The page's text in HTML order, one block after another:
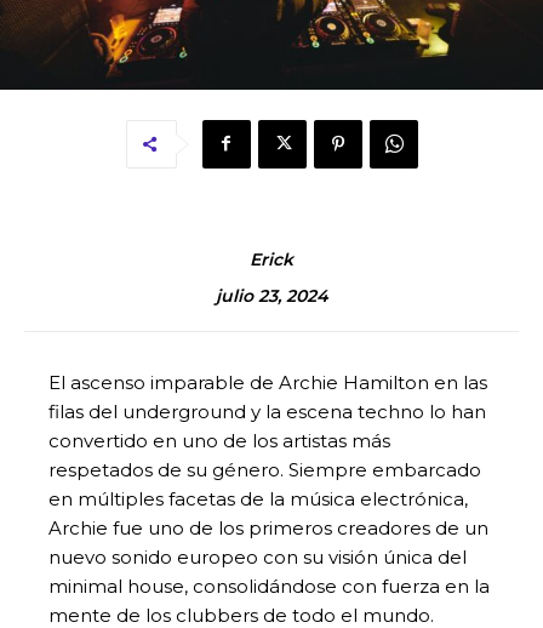
Erick
julio 23, 2024
El ascenso imparable de Archie Hamilton en las
filas del underground y la escena techno lo han
convertido en uno de los artistas más
respetados de su género. Siempre embarcado
en múltiples facetas de la música electrónica,
Archie fue uno de los primeros creadores de un
nuevo sonido europeo con su visión única del
minimal house, consolidándose con fuerza en la
mente de los clubbers de todo el mundo.